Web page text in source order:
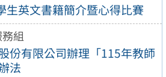
生英文書籍簡介暨心得比賽
組
份有限公司辦理「115年教師
法